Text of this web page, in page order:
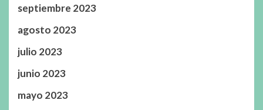
septiembre 2023
agosto 2023
julio 2023
junio 2023
mayo 2023